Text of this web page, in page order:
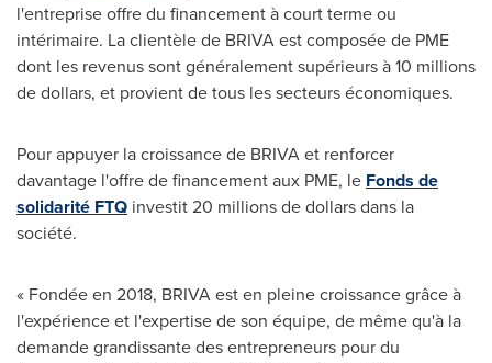
l'entreprise offre du financement à court terme ou
intérimaire. La clientèle de BRIVA est composée de PME
dont les revenus sont généralement supérieurs à 10 millions
de dollars, et provient de tous les secteurs économiques.
Pour appuyer la croissance de BRIVA et renforcer
davantage l'offre de financement aux PME, le Fonds de
solidarité FTQ investit 20 millions de dollars dans la
société.
« Fondée en 2018, BRIVA est en pleine croissance grâce à
l'expérience et l'expertise de son équipe, de même qu'à la
demande grandissante des entrepreneurs pour du